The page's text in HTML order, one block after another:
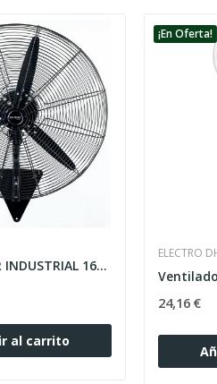
VENTILADOR INDUSTRIAL 160W 65 CM 3VEL,VENTISCA
al carrito
¡En Oferta!
ELECTRO
24,16 €